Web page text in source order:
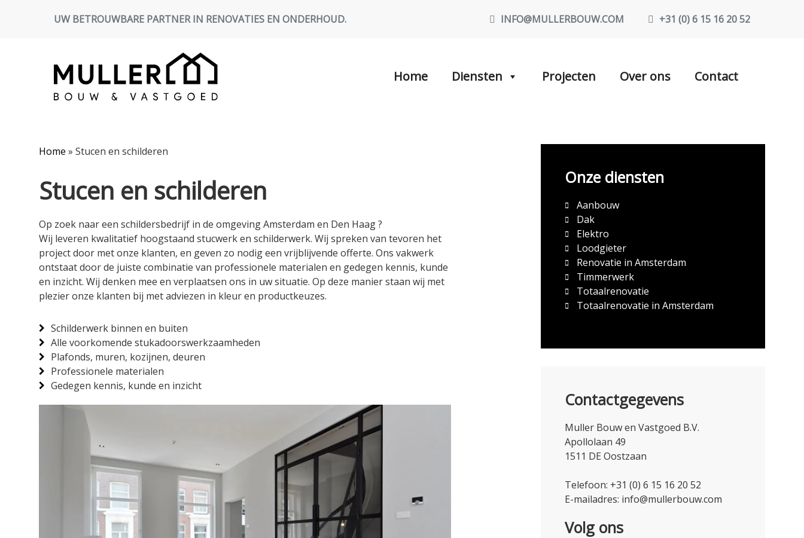
UW BETROUWBARE PARTNER IN RENOVATIES EN ONDERHOUD. INFO@MULLERBOUW.COM +31 (0) 6 15 16 20 52
Home Diensten Projecten Over ons Contact
Home » Stucen en schilderen
Stucen en schilderen
Op zoek naar een schildersbedrijf in de omgeving Amsterdam en Den Haag ?
Wij leveren kwalitatief hoogstaand stucwerk en schilderwerk. Wij spreken van tevoren het
project door met onze klanten, en geven zo nodig een vrijblijvende offerte. Ons vakwerk
ontstaat door de juiste combinatie van professionele materialen en gedegen kennis, kunde
en inzicht. Wij denken mee en verplaatsen ons in uw situatie. Op deze manier staan wij met
plezier onze klanten bij met adviezen in kleur en productkeuzes.
Schilderwerk binnen en buiten
Alle voorkomende stukadoorswerkzaamheden
Plafonds, muren, kozijnen, deuren
Professionele materialen
Gedegen kennis, kunde en inzicht
Onze diensten
Aanbouw
Dak
Elektro
Loodgieter
Renovatie in Amsterdam
Timmerwerk
Totaalrenovatie
Totaalrenovatie in Amsterdam
Contactgegevens
Muller Bouw en Vastgoed B.V.
Apollolaan 49
1511 DE Oostzaan
Telefoon: +31 (0) 6 15 16 20 52
E-mailadres: info@mullerbouw.com
Volg ons